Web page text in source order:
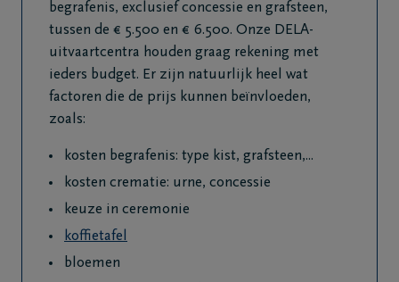
Meld een
overlijden
24u/24
+32
89
53
36
Genk
begrafenis, exclusief concessie en grafsteen,
tussen de € 5.500 en € 6.500. Onze DELA-
uitvaartcentra houden graag rekening met
ieders budget. Er zijn natuurlijk heel wat
factoren die de prijs kunnen beïnvloeden,
zoals:
kosten begrafenis: type kist, grafsteen,...
kosten crematie: urne, concessie
keuze in ceremonie
koffietafel
bloemen